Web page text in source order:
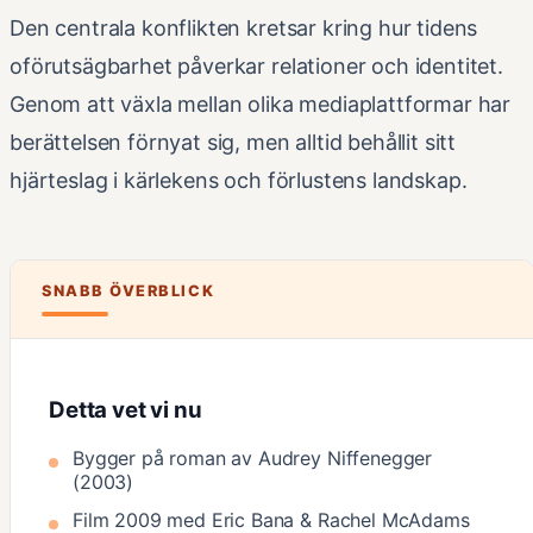
Den centrala konflikten kretsar kring hur tidens
oförutsägbarhet påverkar relationer och identitet.
Genom att växla mellan olika mediaplattformar har
berättelsen förnyat sig, men alltid behållit sitt
hjärteslag i kärlekens och förlustens landskap.
SNABB ÖVERBLICK
Detta vet vi nu
Bygger på roman av Audrey Niffenegger
(2003)
Film 2009 med Eric Bana & Rachel McAdams